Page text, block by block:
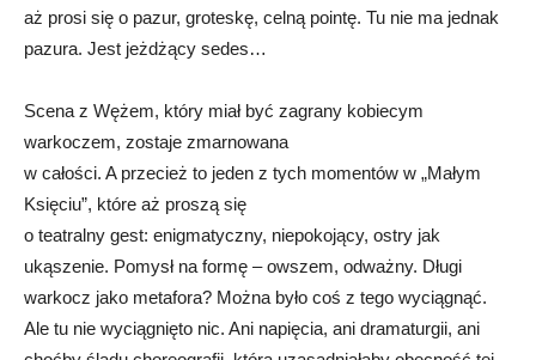
aż prosi się o pazur, groteskę, celną pointę. Tu nie ma jednak
pazura. Jest jeżdżący sedes…
Scena z Wężem, który miał być zagrany kobiecym
warkoczem, zostaje zmarnowana
w całości. A przecież to jeden z tych momentów w „Małym
Księciu”, które aż proszą się
o teatralny gest: enigmatyczny, niepokojący, ostry jak
ukąszenie. Pomysł na formę – owszem, odważny. Długi
warkocz jako metafora? Można było coś z tego wyciągnąć.
Ale tu nie wyciągnięto nic. Ani napięcia, ani dramaturgii, ani